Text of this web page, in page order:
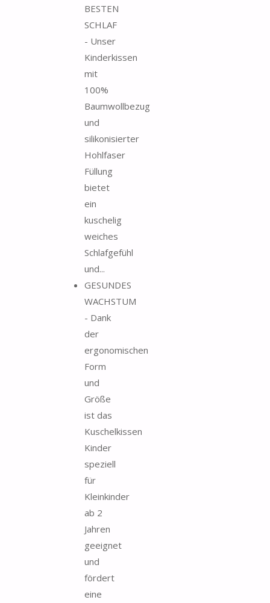
BESTEN
SCHLAF
- Unser
Kinderkissen
mit
100%
Baumwollbezug
und
silikonisierter
Hohlfaser
Füllung
bietet
ein
kuschelig
weiches
Schlafgefühl
und...
GESUNDES
WACHSTUM
- Dank
der
ergonomischen
Form
und
Größe
ist das
Kuschelkissen
Kinder
speziell
für
Kleinkinder
ab 2
Jahren
geeignet
und
fördert
eine